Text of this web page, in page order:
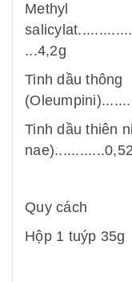
Methyl
...4,2g
Tinh dầu thông
Tinh dầu thiên
Quy cách
Hộp 1 tuýp 35g